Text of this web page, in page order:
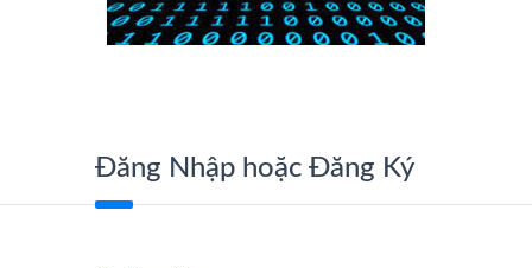
Đăng Nhập hoặc Đăng Ký